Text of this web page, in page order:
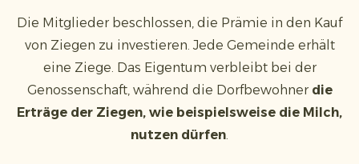
Die Mitglieder beschlossen, die Prämie in den Kauf
von Ziegen zu investieren. Jede Gemeinde erhält
eine Ziege. Das Eigentum verbleibt bei der
Genossenschaft, während die Dorfbewohner die
Erträge der Ziegen, wie beispielsweise die Milch,
nutzen dürfen.